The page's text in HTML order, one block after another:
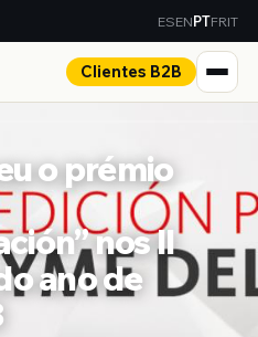
ESENPTFRIT
Clientes B2B
o prémio
nos II
ano de